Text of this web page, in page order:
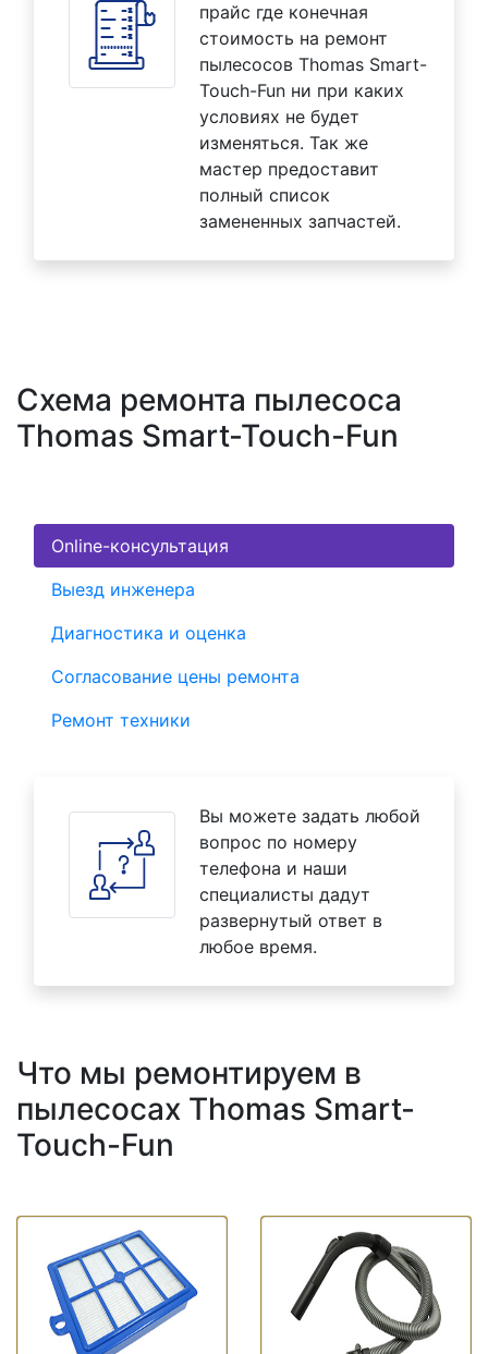
прайс где конечная
стоимость на ремонт
пылесосов Thomas Smart-
Touch-Fun ни при каких
условиях не будет
изменяться. Так же
мастер предоставит
полный список
замененных запчастей.
Схема ремонта пылесоса
Thomas Smart-Touch-Fun
Online-консультация
Выезд инженера
Диагностика и оценка
Согласование цены ремонта
Ремонт техники
Вы можете задать любой
вопрос по номеру
телефона и наши
специалисты дадут
развернутый ответ в
любое время.
Что мы ремонтируем в
пылесосах Thomas Smart-
Touch-Fun